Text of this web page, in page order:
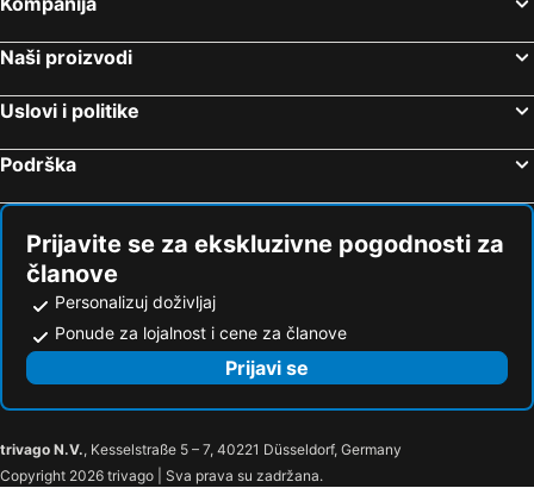
Naši proizvodi
Uslovi i politike
Podrška
Prijavite se za ekskluzivne pogodnosti za
članove
Personalizuj doživljaj
Ponude za lojalnost i cene za članove
Prijavi se
trivago N.V., Kesselstraße 5 – 7, 40221 Düsseldorf, Germany
Copyright 2026 trivago | Sva prava su zadržana.